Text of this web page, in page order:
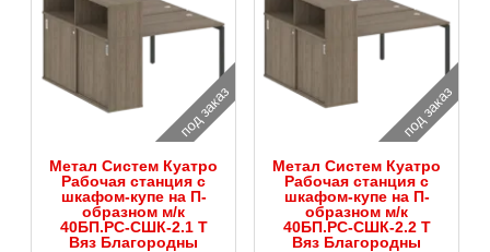
под заказ
Метал Систем Куатро
Рабочая станция с
шкафом-купе на П-
образном м/к
40БП.РС-СШК-2.1 Т
Вяз Благородны
под заказ
Метал Систем Куатро
Рабочая станция с
шкафом-купе на П-
образном м/к
40БП.РС-СШК-2.2 Т
Вяз Благородны